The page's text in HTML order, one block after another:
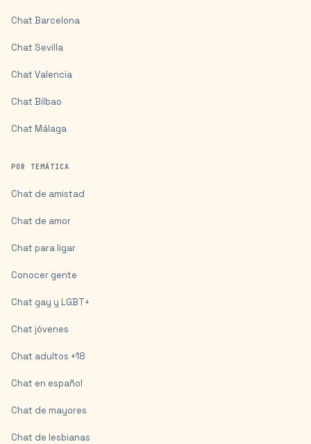
Chat Barcelona
Chat Sevilla
Chat Valencia
Chat Bilbao
Chat Málaga
POR TEMÁTICA
Chat de amistad
Chat de amor
Chat para ligar
Conocer gente
Chat gay y LGBT+
Chat jóvenes
Chat adultos +18
Chat en español
Chat de mayores
Chat de lesbianas